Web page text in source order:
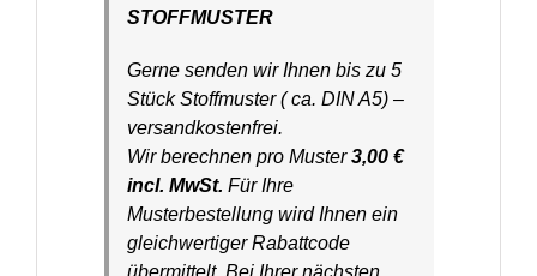
STOFFMUSTER
Gerne senden wir Ihnen bis zu 5
Stück Stoffmuster ( ca. DIN A5) –
versandkostenfrei.
Wir berechnen pro Muster3,00 €
incl. MwSt. Für Ihre
Musterbestellung wird Ihnen ein
gleichwertiger Rabattcode
übermittelt. Bei Ihrer nächsten